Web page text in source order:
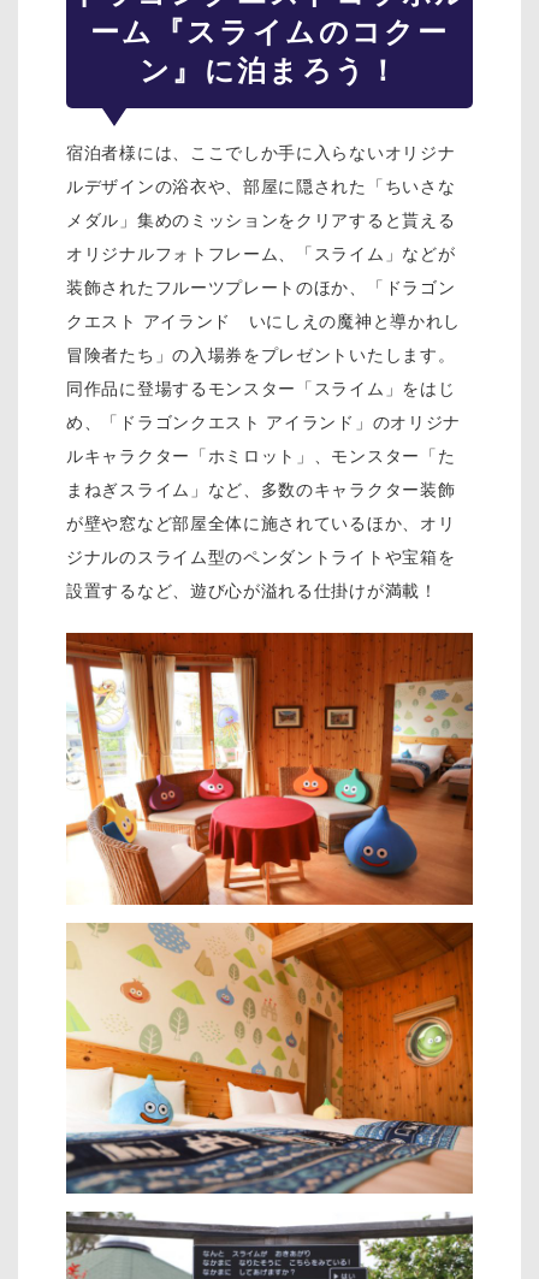
ーム『スライムのコクー
ン』に泊まろう！
宿泊者様には、ここでしか手に入らないオリジナ
ルデザインの浴衣や、部屋に隠された「ちいさな
メダル」集めのミッションをクリアすると貰える
オリジナルフォトフレーム、「スライム」などが
装飾されたフルーツプレートのほか、「ドラゴン
クエスト アイランド いにしえの魔神と導かれし
冒険者たち」の入場券をプレゼントいたします。
同作品に登場するモンスター「スライム」をはじ
め、「ドラゴンクエスト アイランド」のオリジナ
ルキャラクター「ホミロット」、モンスター「た
まねぎスライム」など、多数のキャラクター装飾
が壁や窓など部屋全体に施されているほか、オリ
ジナルのスライム型のペンダントライトや宝箱を
設置するなど、遊び心が溢れる仕掛けが満載！